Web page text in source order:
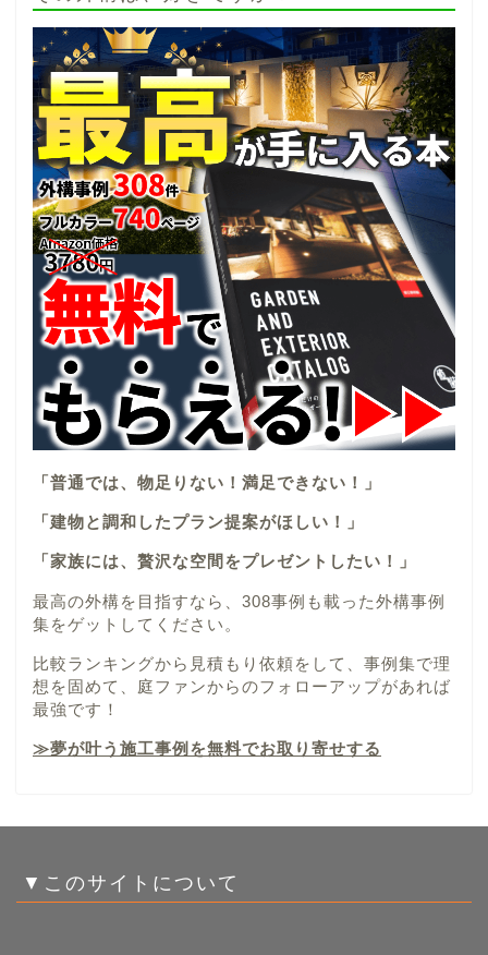
「普通では、物足りない！満足できない！」
「建物と調和したプラン提案がほしい！」
「家族には、贅沢な空間をプレゼントしたい！」
最高の外構を目指すなら、308事例も載った外構事例
集をゲットしてください。
比較ランキングから見積もり依頼をして、事例集で理
想を固めて、庭ファンからのフォローアップがあれば
最強です！
≫夢が叶う施工事例を無料でお取り寄せする
▼このサイトについて